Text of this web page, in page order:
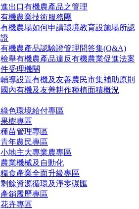
進出口有機農產品之管理
有機農業技術服務團
有機農場如何申請環境教育設施場所認
證
有機農產品認驗證管理問答集(Q&A)
檢舉有機農產品違反有機農業促進法案
件受理機關
輔導設置有機及友善農民市集補助原則
國內有機及友善耕作種植面積概況
綠色環境給付專區
果樹專區
種苗管理專區
青年農民專區
小地主大專業農專區
農業機械及自動化
糧食產業全面升級專區
剩餘資源循環及淨零碳匯
產銷履歷專區
花卉專區